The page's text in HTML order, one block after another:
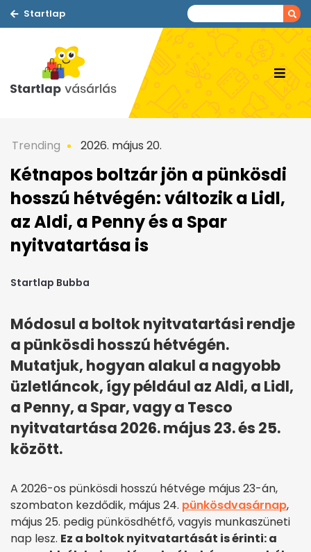
Startlap
Trending 2026. május 20.
Kétnapos boltzár jön a pünkösdi
hosszú hétvégén: változik a Lidl,
az Aldi, a Penny és a Spar
nyitvatartása is
Startlap Bubba
Módosul a boltok nyitvatartási rendje
a pünkösdi hosszú hétvégén.
Mutatjuk, hogyan alakul a nagyobb
üzletláncok, így például az Aldi, a Lidl,
a Penny, a Spar, vagy a Tesco
nyitvatartása 2026. május 23. és 25.
között.
A 2026-os pünkösdi hosszú hétvége május 23-án,
szombaton kezdődik, május 24. pünkösdvasárnap,
május 25. pedig pünkösdhétfő, vagyis munkaszüneti
nap lesz. Ez a boltok nyitvatartását is érinti: a